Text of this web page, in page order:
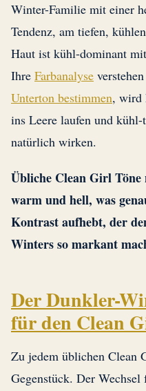
Winter-Familie mit einer
Tendenz, am tiefen,
Haut ist kühl-dominant
Ihre Farbanalyse
Unterton bestimmen, wird
ins Leere laufen und
natürlich wirken.
Übliche Clean Girl Töne
warm und hell, was
Kontrast aufhebt, der
Winters so markant
Der Dunkler-
für den Clean
Zu jedem üblichen Clean
Gegenstück. Der